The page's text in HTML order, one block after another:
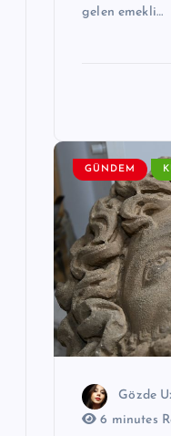
gelen emekli…
GÜNDEM
Gözde
6 minutes